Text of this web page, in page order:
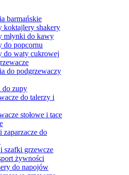
barmańskie
koktajlery shakery
młynki do kawy
do popcornu
do waty cukrowej
do podgrzewaczy
do zupy
do talerzy i
stołowe i tace
zaparzacze do
szafki grzewcze
żywności
do napojów